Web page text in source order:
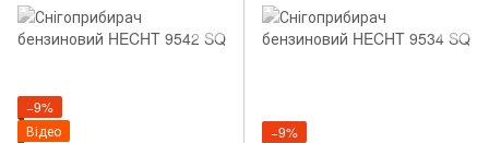
−9%
Відео
−9%